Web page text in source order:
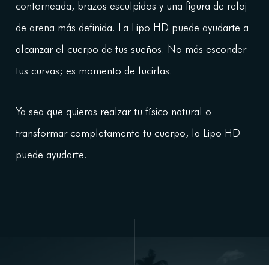
contorneada, brazos esculpidos y una figura de reloj
de arena más definida. La Lipo HD puede ayudarte a
alcanzar el cuerpo de tus sueños. No más esconder
tus curvas; es momento de lucirlas.
Ya sea que quieras realzar tu físico natural o
transformar completamente tu cuerpo, la Lipo HD
puede ayudarte.